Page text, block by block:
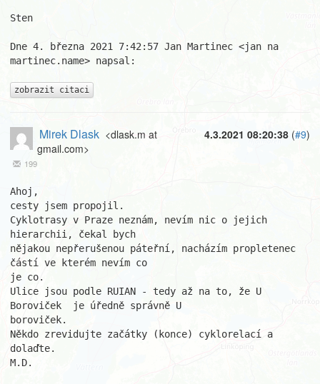
Sten
Dne 4. března 2021 7:42:57 Jan Martinec <jan na
martinec.name> napsal:
zobrazit citaci
4.3.2021 08:20:38 (#9)
Mirek Dlask <dlask.m at
gmail.com>
199
Ahoj,
cesty jsem propojil.
Cyklotrasy v Praze neznám, nevím nic o jejich
hierarchii, čekal bych
nějakou nepřerušenou páteřní, nacházím propletenec
částí ve kterém nevím co
je co.
Ulice jsou podle RUIAN - tedy až na to, že U
Boroviček  je úředně správně U
boroviček.
Někdo zrevidujte začátky (konce) cyklorelací a
dolaďte.
M.D.